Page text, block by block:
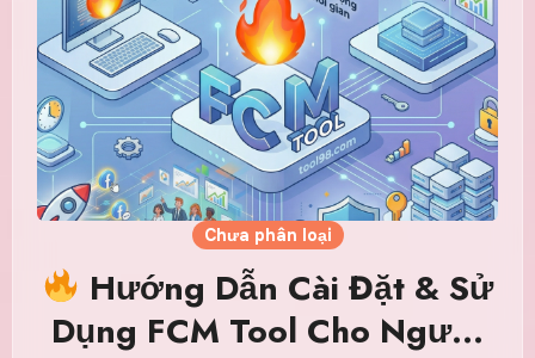
Chưa phân loại
Hướng Dẫn Cài Đặt & Sử
Dụng FCM Tool Cho Người